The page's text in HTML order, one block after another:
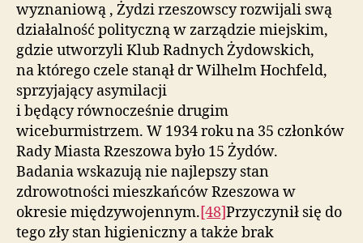
wyznaniową , Żydzi rzeszowscy rozwijali swą
działalność polityczną w zarządzie miejskim,
gdzie utworzyli Klub Radnych Żydowskich,
na którego czele stanął dr Wilhelm Hochfeld,
sprzyjający asymilacji
i będący równocześnie drugim
wiceburmistrzem. W 1934 roku na 35 członków
Rady Miasta Rzeszowa było 15 Żydów.
Badania wskazują nie najlepszy stan
zdrowotności mieszkańców Rzeszowa w
okresie międzywojennym.[48]Przyczynił się do
tego zły stan higieniczny a także brak